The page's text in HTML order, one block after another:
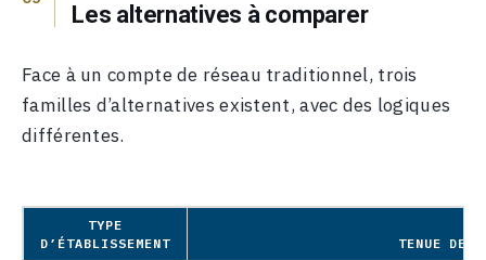
Les alternatives à comparer
Face à un compte de réseau traditionnel, trois
familles d’alternatives existent, avec des logiques
différentes.
TYPE
D’ÉTABLISSEMENT
TENUE DE